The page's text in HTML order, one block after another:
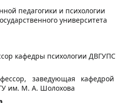
педагогики и психологии
университета
кафедры психологии ДВГУПС
заведующая
им. М. А. Шолохова